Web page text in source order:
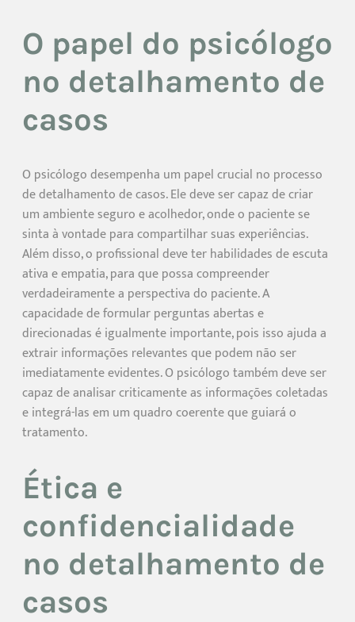
O papel do psicólogo
no detalhamento de
casos
O psicólogo desempenha um papel crucial no processo
de detalhamento de casos. Ele deve ser capaz de criar
um ambiente seguro e acolhedor, onde o paciente se
sinta à vontade para compartilhar suas experiências.
Além disso, o profissional deve ter habilidades de escuta
ativa e empatia, para que possa compreender
verdadeiramente a perspectiva do paciente. A
capacidade de formular perguntas abertas e
direcionadas é igualmente importante, pois isso ajuda a
extrair informações relevantes que podem não ser
imediatamente evidentes. O psicólogo também deve ser
capaz de analisar criticamente as informações coletadas
e integrá-las em um quadro coerente que guiará o
tratamento.
Ética e
confidencialidade
no detalhamento de
casos